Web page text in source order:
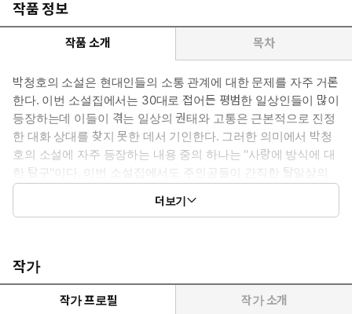
작품 정보
작품 소개 목차
박청호의 소설은 현대인들의 소통 관계에 대한 문제를 자주 거론
한다. 이번 소설집에서는 30대로 접어든 평범한 일상인들이 많이
등장하는데 이들이 겪는 일상의 권태와 고통은 근본적으로 진정
한 대화 상대를 찾지 못한 데서 기인한다. 그러한 의미에서 박청
호의 소설에 자주 등장하는 내용 중의 하나는 ''사랑에 방식에 대
한 탐구''이다. 이번 소설집에서도 주인공들이 간직한 탈일상의
욕망은 사랑의 이름으로 명명된 모든 행위 속에서 간절하게 투영
된다. 『질병과 사랑』을 비롯하여 9편의 단편이 실려 있다.
더보기
작가
작가 프로필 작가 소개